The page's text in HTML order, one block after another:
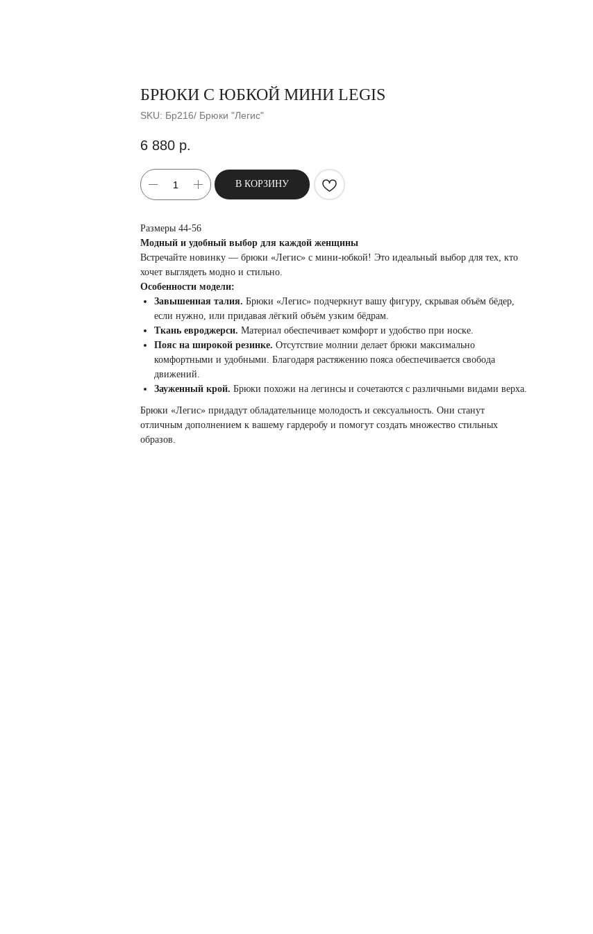
БРЮКИ С ЮБКОЙ МИНИ LEGIS
SKU: Бр216/ Брюки "Легис"
6 880 р.
В КОРЗИНУ
Размеры 44-56
Модный и удобный выбор для каждой женщины
Встречайте новинку — брюки «Легис» с мини-юбкой! Это идеальный выбор для тех, кто
хочет выглядеть модно и стильно.
Особенности модели:
Завышенная талия. Брюки «Легис» подчеркнут вашу фигуру, скрывая объём бёдер,
если нужно, или придавая лёгкий объём узким бёдрам.
Ткань евроджерси. Материал обеспечивает комфорт и удобство при носке.
Пояс на широкой резинке. Отсутствие молнии делает брюки максимально
комфортными и удобными. Благодаря растяжению пояса обеспечивается свобода
движений.
Зауженный крой. Брюки похожи на легинсы и сочетаются с различными видами верха.
Брюки «Легис» придадут обладательнице молодость и сексуальность. Они станут
отличным дополнением к вашему гардеробу и помогут создать множество стильных
образов.